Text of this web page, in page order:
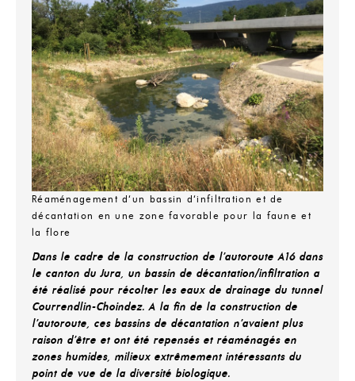
Réaménagement d‘un bassin d‘infiltration et de
décantation en une zone favorable pour la faune et
la flore
Dans le cadre de la construction de l’autoroute A16 dans
le canton du Jura, un bassin de décantation/infiltration a
été réalisé pour récolter les eaux de drainage du tunnel
Courrendlin-Choindez. A la fin de la construction de
l’autoroute, ces bassins de décantation n’avaient plus
raison d’être et ont été repensés et réaménagés en
zones humides, milieux extrêmement intéressants du
point de vue de la diversité biologique.